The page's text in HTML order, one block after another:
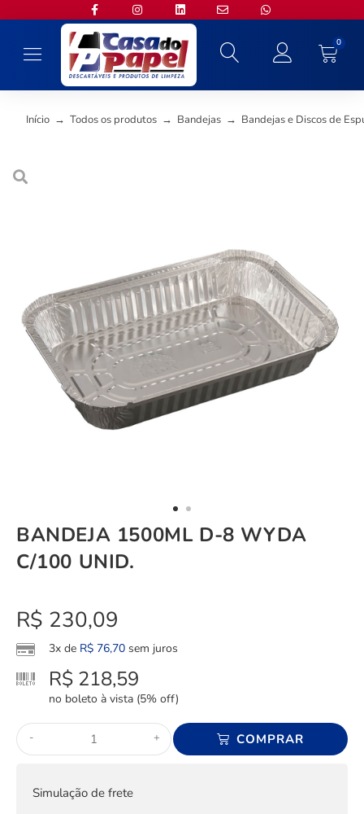
0
Início → Todos os produtos → Bandejas → Bandejas e Discos de
BANDEJA 1500ML D-8 WYDA
C/100 UNID.
R$ 230,09
3x de R$ 76,70 sem juros
R$ 218,59
no boleto à vista (5% off)
- + COMPRAR
Simulação de frete